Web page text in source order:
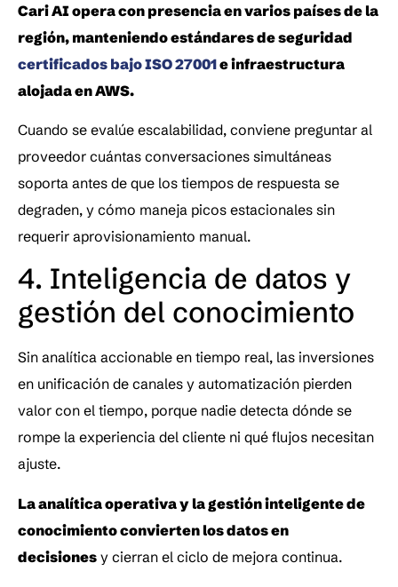
Cari AI opera con presencia en varios países de la
región, manteniendo estándares de seguridad
certificados bajo ISO 27001 e infraestructura
alojada en AWS.
Cuando se evalúe escalabilidad, conviene preguntar al
proveedor cuántas conversaciones simultáneas
soporta antes de que los tiempos de respuesta se
degraden, y cómo maneja picos estacionales sin
requerir aprovisionamiento manual.
4. Inteligencia de datos y
gestión del conocimiento
Sin analítica accionable en tiempo real, las inversiones
en unificación de canales y automatización pierden
valor con el tiempo, porque nadie detecta dónde se
rompe la experiencia del cliente ni qué flujos necesitan
ajuste.
La analítica operativa y la gestión inteligente de
conocimiento convierten los datos en
decisiones y cierran el ciclo de mejora continua.